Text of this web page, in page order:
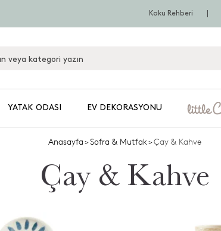
Koku Rehberi
YATAK ODASI EV DEKORASYONU
Anasayfa>Sofra & Mutfak>Çay & Kahve
Çay & Kahve